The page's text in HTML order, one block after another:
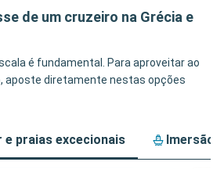
de um cruzeiro na Grécia e
é fundamental. Para aproveitar ao
aposte diretamente nestas opções
e praias excecionais Imersão